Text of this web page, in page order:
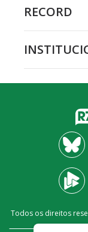
RECORD
Todos os direitos